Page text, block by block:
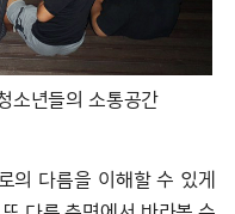
소년들의 소통공간
의 다름을 이해할 수 있게